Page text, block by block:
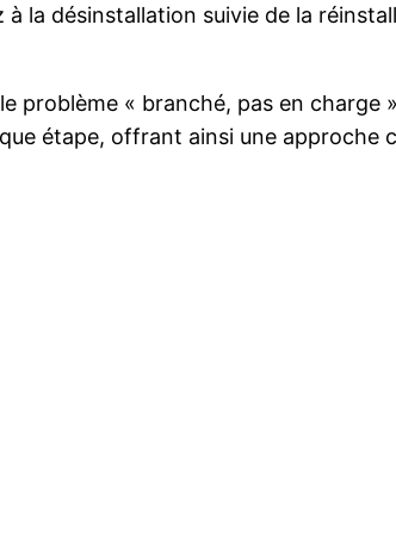
à la désinstallation suivie de la
problème « branché, pas en charge
étape, offrant ainsi une approche